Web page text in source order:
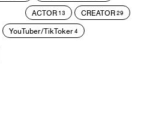
ACTOR 13 CREATOR29
YouTuber/TikToker4